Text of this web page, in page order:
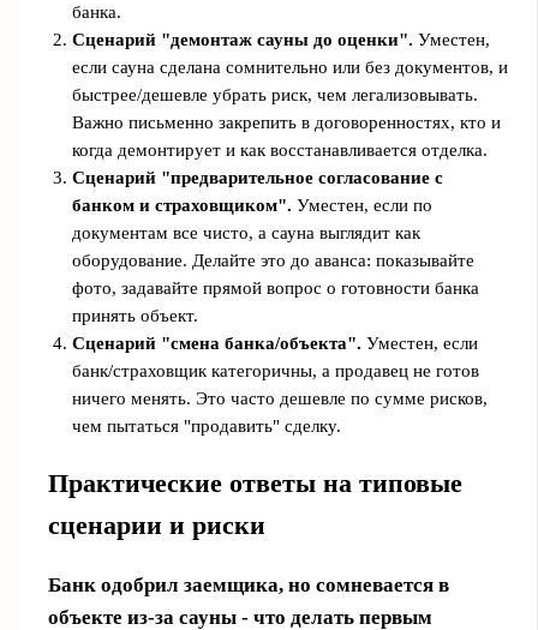
банка.
Сценарий "демонтаж сауны до оценки". Уместен,
если сауна сделана сомнительно или без документов, и
быстрее/дешевле убрать риск, чем легализовывать.
Важно письменно закрепить в договоренностях, кто и
когда демонтирует и как восстанавливается отделка.
Сценарий "предварительное согласование с
банком и страховщиком". Уместен, если по
документам все чисто, а сауна выглядит как
оборудование. Делайте это до аванса: показывайте
фото, задавайте прямой вопрос о готовности банка
принять объект.
Сценарий "смена банка/объекта". Уместен, если
банк/страховщик категоричны, а продавец не готов
ничего менять. Это часто дешевле по сумме рисков,
чем пытаться "продавить" сделку.
Практические ответы на типовые
сценарии и риски
Банк одобрил заемщика, но сомневается в
объекте из-за сауны - что делать первым